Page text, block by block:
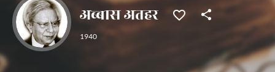
अब्बास अतहर
1940